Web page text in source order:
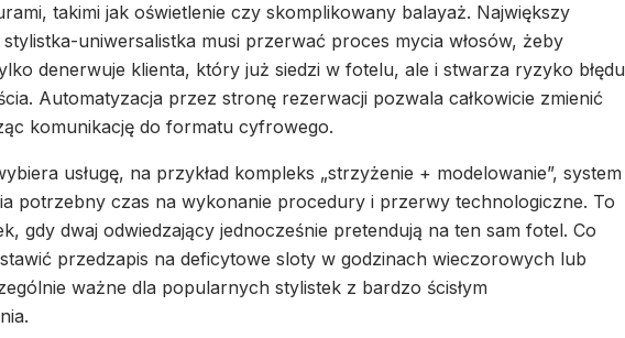
takimi jak oświetlenie czy skomplikowany balayaż. Największy
uniwersalistka musi przerwać proces mycia włosów, żeby
denerwuje klienta, który już siedzi w fotelu, ale i stwarza ryzyko błędu
Automatyzacja przez stronę rezerwacji pozwala całkowicie zmienić
komunikację do formatu cyfrowego.
usługę, na przykład kompleks „strzyżenie + modelowanie”, system
potrzebny czas na wykonanie procedury i przerwy technologiczne. To
gdy dwaj odwiedzający jednocześnie pretendują na ten sam fotel. Co
przedzapis na deficytowe sloty w godzinach wieczorowych lub
ważne dla popularnych stylistek z bardzo ścisłym